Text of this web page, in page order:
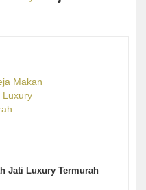
Jati Luxury Termurah